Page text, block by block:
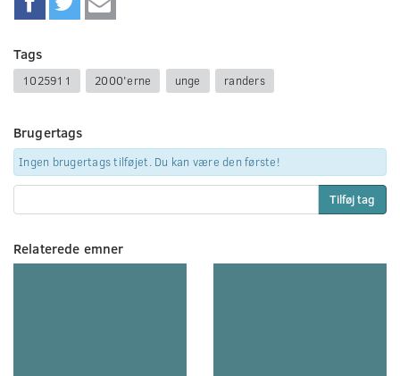
Tags
1025911 2000'erne unge randers
Brugertags
Ingen brugertags tilføjet. Du kan være den første!
Tilføj tag
Relaterede emner